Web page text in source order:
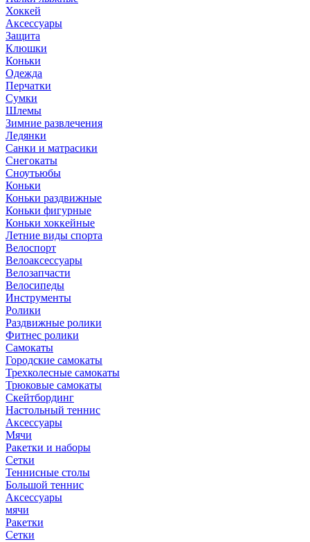
Хоккей
Аксессуары
Защита
Клюшки
Коньки
Одежда
Перчатки
Сумки
Шлемы
Зимние развлечения
Ледянки
Санки и матрасики
Снегокаты
Сноутьюбы
Коньки
Коньки раздвижные
Коньки фигурные
Коньки хоккейные
Летние виды спорта
Велоспорт
Велоаксессуары
Велозапчасти
Велосипеды
Инструменты
Ролики
Раздвижные ролики
Фитнес ролики
Самокаты
Городские самокаты
Трехколесные самокаты
Трюковые самокаты
Скейтбординг
Настольный теннис
Аксессуары
Мячи
Ракетки и наборы
Сетки
Теннисные столы
Большой теннис
Аксессуары
мячи
Ракетки
Сетки